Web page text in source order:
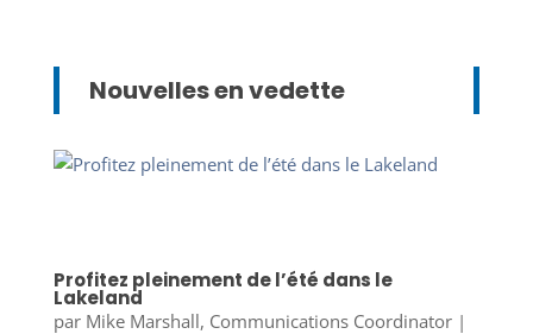
Nouvelles en vedette
Profitez pleinement de l’été dans le
Lakeland
par Mike Marshall, Communications Coordinator|